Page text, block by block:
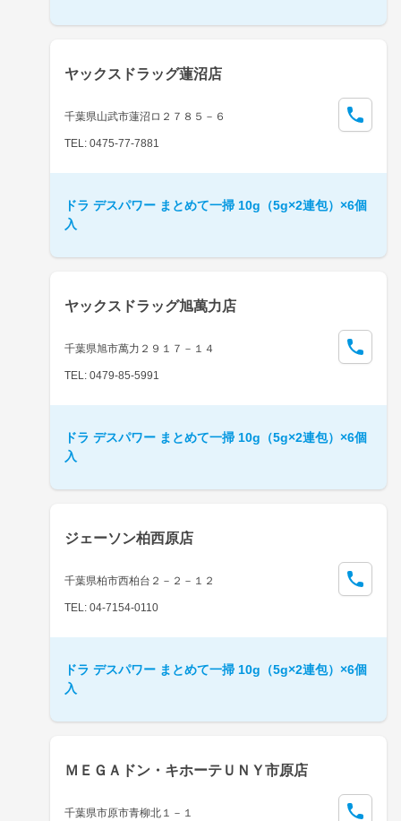
ヤックスドラッグ蓮沼店
千葉県山武市蓮沼ロ２７８５－６
TEL: 0475-77-7881
ドラ デスパワー まとめて一掃 10g（5g×2連包）×6個
入
ヤックスドラッグ旭萬力店
千葉県旭市萬力２９１７－１４
TEL: 0479-85-5991
ドラ デスパワー まとめて一掃 10g（5g×2連包）×6個
入
ジェーソン柏西原店
千葉県柏市西柏台２－２－１２
TEL: 04-7154-0110
ドラ デスパワー まとめて一掃 10g（5g×2連包）×6個
入
ＭＥＧＡドン・キホーテＵＮＹ市原店
千葉県市原市青柳北１－１